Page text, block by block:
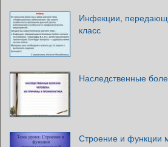
Инфекции,
класс
Наследственные
Строение и функции